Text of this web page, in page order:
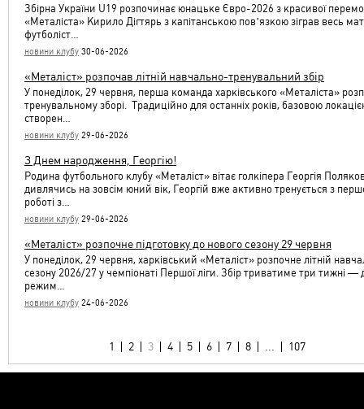
Збірна України U19 розпочинає юнацьке Євро-2026 з красивої
«Металіста» Кирило Дігтярь з капітанською повʼязкою зіграв весь
футболіст…
новини клубу 30-06-2026
«Металіст» розпочав літній навчально-тренувальний збір
У понеділок, 29 червня, перша команда харківського «Металіста»
тренувальному зборі. Традиційно для останніх років, базовою
створен…
новини клубу 29-06-2026
З Днем народження, Георгію!
Родина футбольного клубу «Металіст» вітає голкіпера Георгія
дивлячись на зовсім юний вік, Георгій вже активно тренується з
роботі з…
новини клубу 29-06-2026
«Металіст» розпочне підготовку до нового сезону 29 червня
У понеділок, 29 червня, харківський «Металіст» розпочне літній
сезону 2026/27 у чемпіонаті Першої ліги. Збір триватиме три тижні
режим…
новини клубу 24-06-2026
1 2 3 4 5 6 7 8 107